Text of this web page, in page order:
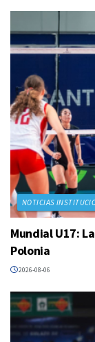
NOTICIAS
Mundial U17:
Polonia
2026-08-06